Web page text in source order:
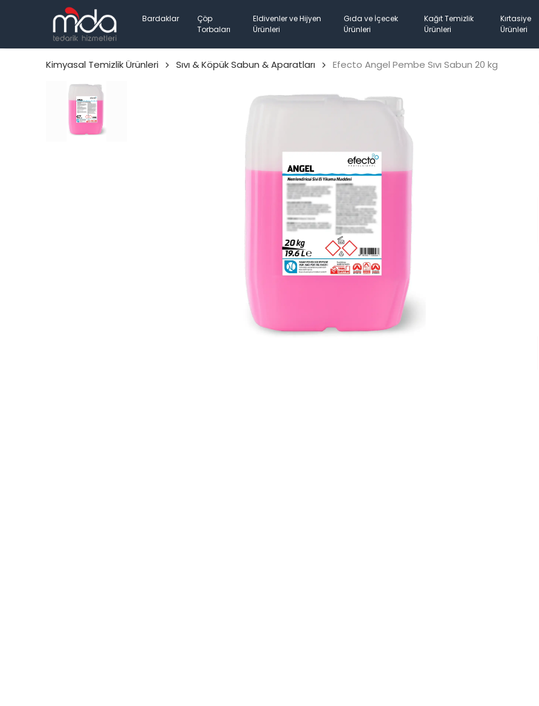
Bardaklar
Çöp
Torbaları
Eldivenler ve Hijyen
Ürünleri
Gıda ve İçecek
Ürünleri
Kağıt Temizlik
Ürünleri
Kırtasiye
Ürünleri
Kimyasal Temizlik Ürünleri Sıvı & Köpük Sabun & Aparatları Efecto Angel Pembe Sıvı Sabun 20 kg